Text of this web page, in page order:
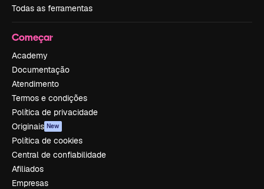
Todas as ferramentas
Começar
Academy
Documentação
Atendimento
Termos e condições
Política de privacidade
Originais New
Política de cookies
Central de confiabilidade
Afiliados
Empresas